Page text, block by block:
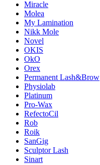
Miracle
Molea
My Lamination
Nikk Mole
Novel
OKIS
OkO
Orex
Permanent Lash&Brow
Physiolab
Platinum
Pro-Wax
RefectoCil
Rob
Roik
SanGig
Sculptor Lash
Sinart